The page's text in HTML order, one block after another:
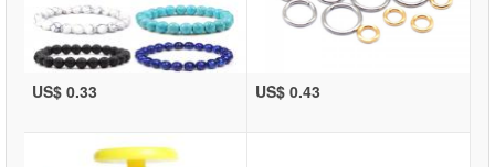
US$ 0.33 US$ 0.43